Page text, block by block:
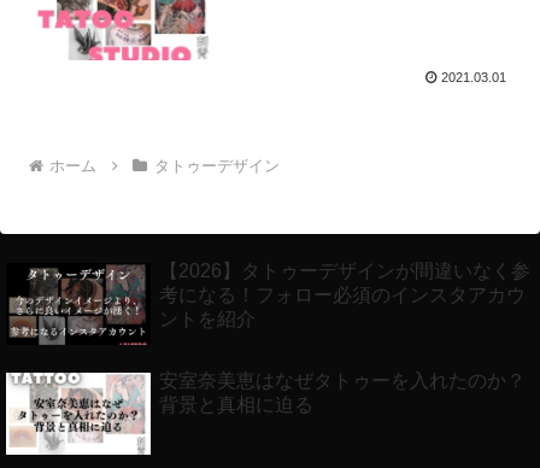
2021.03.01
ホーム タトゥーデザイン
【2026】タトゥーデザインが間違いなく参
考になる！フォロー必須のインスタアカウ
ントを紹介
安室奈美恵はなぜタトゥーを入れたのか？
背景と真相に迫る